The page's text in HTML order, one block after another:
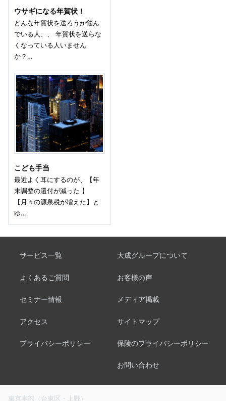
ウサギになる年賀状！
どんな年賀状を送ろうか悩ん
でいる人、、 年賀状を送らな
くなっている人いません
か？…
こども手当
最近よく耳にするのが、【年
末調整の還付が減った 】
【月々の源泉税が増えた】と
ゆ…
サービス一覧 大成グループについて
よくあるご質問 お客様の声
セミナー情報 メディア掲載
アクセス サイトマップ
プライバシーポリシー 保険のプライバシーポリシー
お問い合わせ
東京本部（台東区・上野）